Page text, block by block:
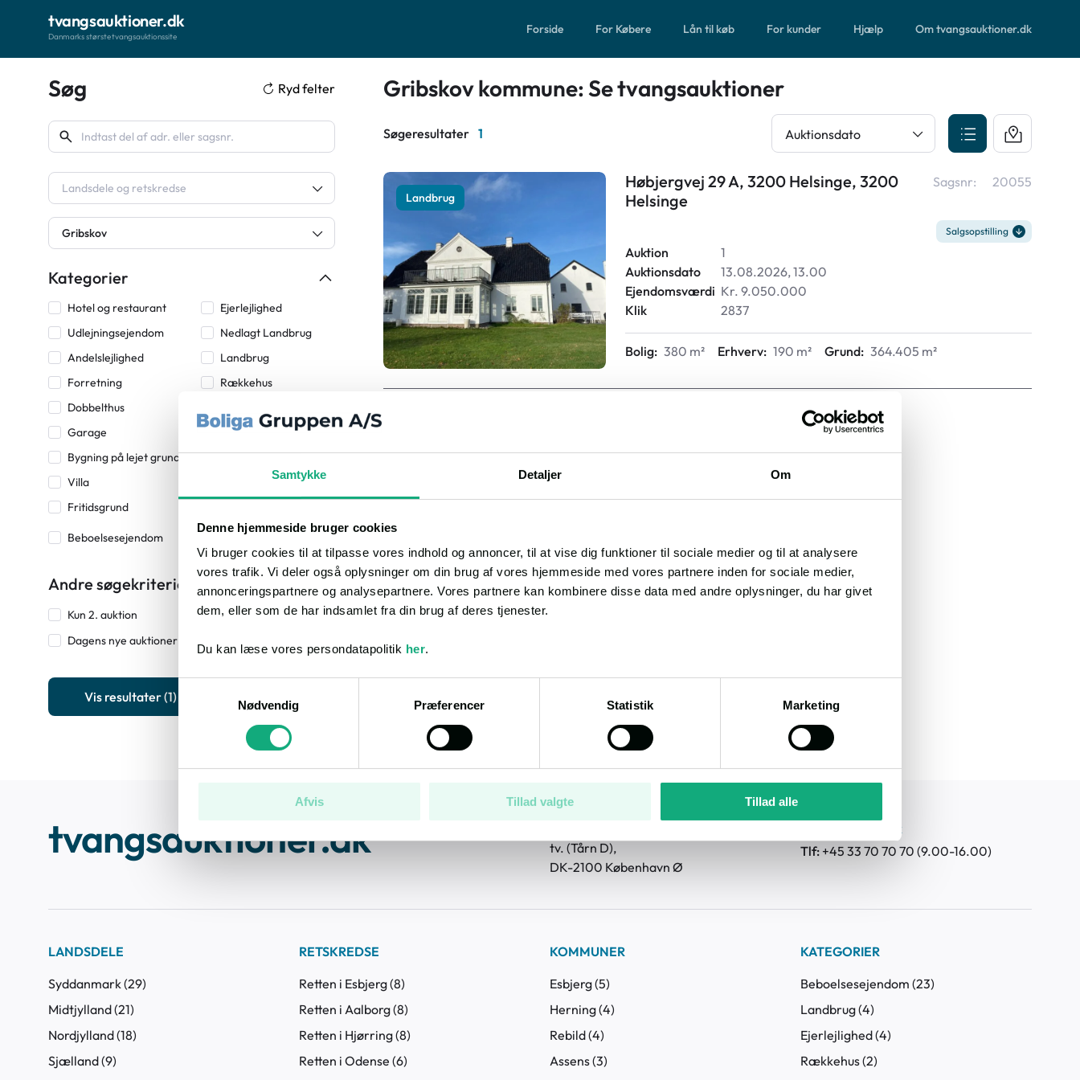
Samtykke Detaljer Om
Denne hjemmeside bruger cookies
Vi bruger cookies til at tilpasse vores indhold og annoncer, til at vise dig funktioner til sociale medier og til at analysere
vores trafik. Vi deler også oplysninger om din brug af vores hjemmeside med vores partnere inden for sociale medier,
annonceringspartnere og analysepartnere. Vores partnere kan kombinere disse data med andre oplysninger, du har givet
dem, eller som de har indsamlet fra din brug af deres tjenester.
Du kan læse vores persondatapolitik her.
Nødvendig
Præferencer Statistik Marketing
Afvis Tillad valgte Tillad alle
tvangsauktioner.dk
Danmarks største tvangsauktionssite
Forside For Købere Lån til køb For kunder Hjælp Om tvangsauktioner.dk
Søg Ryd felter
Landsdele og retskredse
Gribskov
Kategorier
Hotel og restaurant
Udlejningsejendom
Andelslejlighed
Forretning
Dobbelthus
Garage
Bygning på lejet grund
Villa
Fritidsgrund
Beboelsesejendom
Ejerlejlighed
Nedlagt Landbrug
Landbrug
Rækkehus
Helårsgrund
Ideel anpart
erhvervsejendom
Andre søgekriterier
Kun 2. auktion
Dagens nye auktioner
Vis resultater(1)
Gribskov kommune: Se tvangsauktioner
Søgeresultater 1 Auktionsdato
Landbrug
Høbjergvej 29 A, 3200 Helsinge, 3200
Helsinge
Sagsnr: 20055
Salgsopstilling
Auktion
1
Auktionsdato
13.08.2026, 13.00
Ejendomsværdi Kr. 9.050.000
Klik
2837
Bolig: 380 m² Erhverv: 190 m² Grund: 364.405 m²
tvangsauktioner.dk
tv. (Tårn D),
DK-2100 København Ø
ta@tvang.dk
Tlf: +45 33 70 70 70 (9.00-16.00)
LANDSDELE
Syddanmark (29)
Midtjylland (21)
Nordjylland (18)
Sjælland (9)
RETSKREDSE
Retten i Esbjerg (8)
Retten i Aalborg (8)
Retten i Hjørring (8)
Retten i Odense (6)
KOMMUNER
Esbjerg (5)
Herning (4)
Rebild (4)
Assens (3)
KATEGORIER
Beboelsesejendom (23)
Landbrug (4)
Ejerlejlighed (4)
Rækkehus (2)